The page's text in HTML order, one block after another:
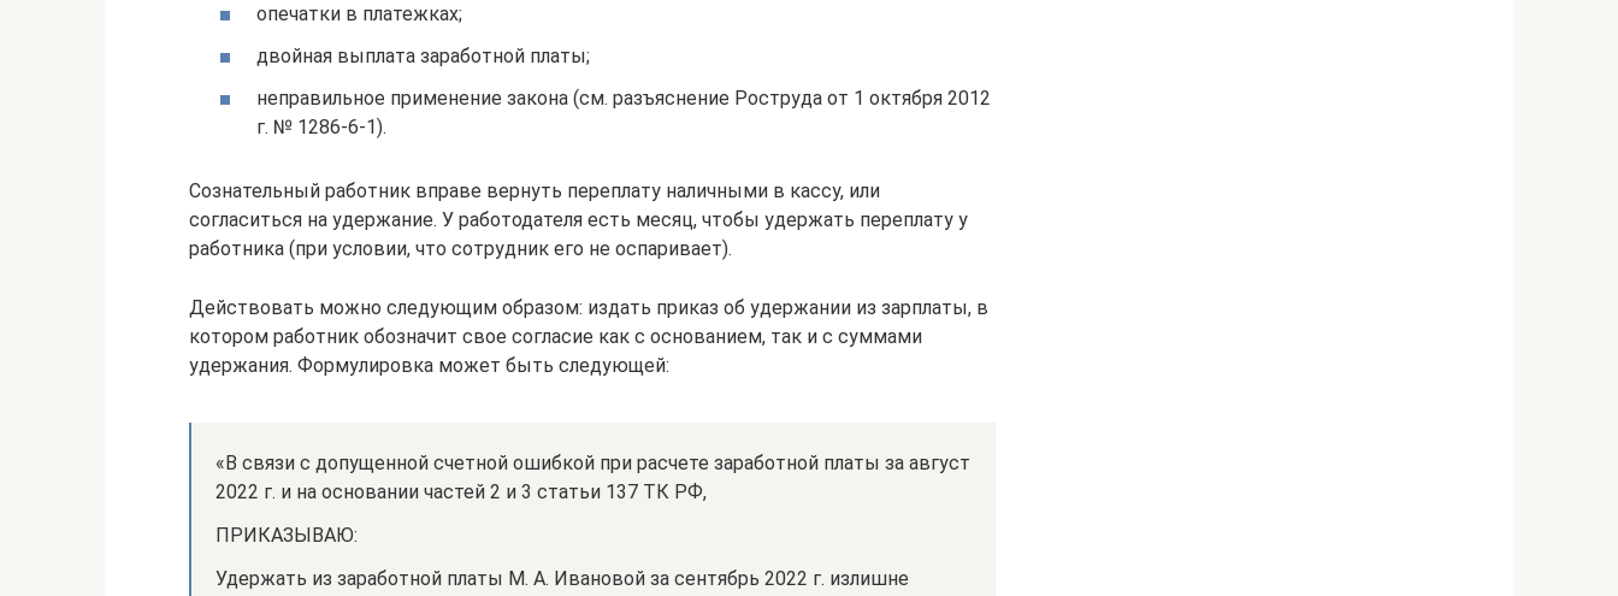
опечатки в платежках;
двойная выплата заработной платы;
неправильное применение закона (см. разъяснение Роструда от 1 октября 2012
г. № 1286-6-1).
Сознательный работник вправе вернуть переплату наличными в кассу, или
согласиться на удержание. У работодателя есть месяц, чтобы удержать переплату у
работника (при условии, что сотрудник его не оспаривает).
Действовать можно следующим образом: издать приказ об удержании из зарплаты, в
котором работник обозначит свое согласие как с основанием, так и с суммами
удержания. Формулировка может быть следующей:
«В связи с допущенной счетной ошибкой при расчете заработной платы за август
2022 г. и на основании частей 2 и 3 статьи 137 ТК РФ,
ПРИКАЗЫВАЮ:
Удержать из заработной платы М. А. Ивановой за сентябрь 2022 г. излишне